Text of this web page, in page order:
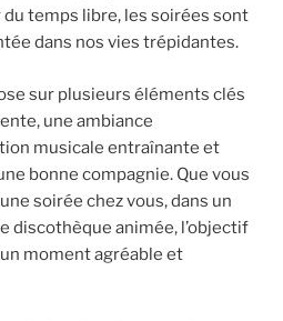
temps libre, les soirées sont
dans nos vies trépidantes.
sur plusieurs éléments clés
une ambiance
musicale entraînante et
bonne compagnie. Que vous
soirée chez vous, dans un
discothèque animée, l’objectif
moment agréable et